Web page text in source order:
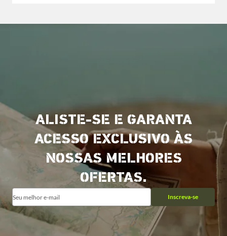
ALISTE-SE E GARANTA
ACESSO EXCLUSIVO ÀS
NOSSAS MELHORES
OFERTAS.
Inscreva-se